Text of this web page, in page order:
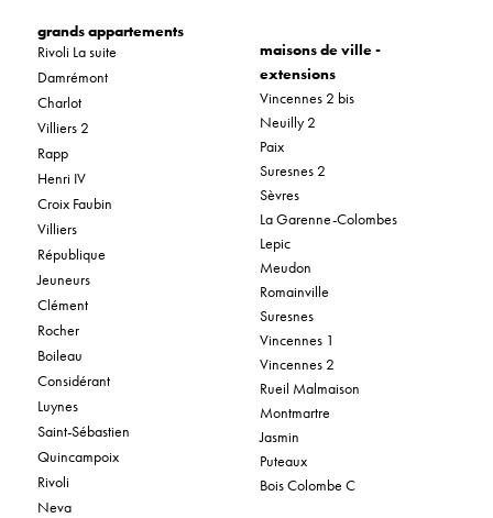
grands appartements
Rivoli La suite
Damrémont
Charlot
Villiers 2
Rapp
Henri IV
Croix Faubin
Villiers
République
Jeuneurs
Clément
Rocher
Boileau
Considérant
Luynes
Saint-Sébastien
Quincampoix
Rivoli
Neva
maisons de ville -
extensions
Vincennes 2 bis
Neuilly 2
Paix
Suresnes 2
Sèvres
La Garenne-Colombes
Lepic
Meudon
Romainville
Suresnes
Vincennes 1
Vincennes 2
Rueil Malmaison
Montmartre
Jasmin
Puteaux
Bois Colombe C